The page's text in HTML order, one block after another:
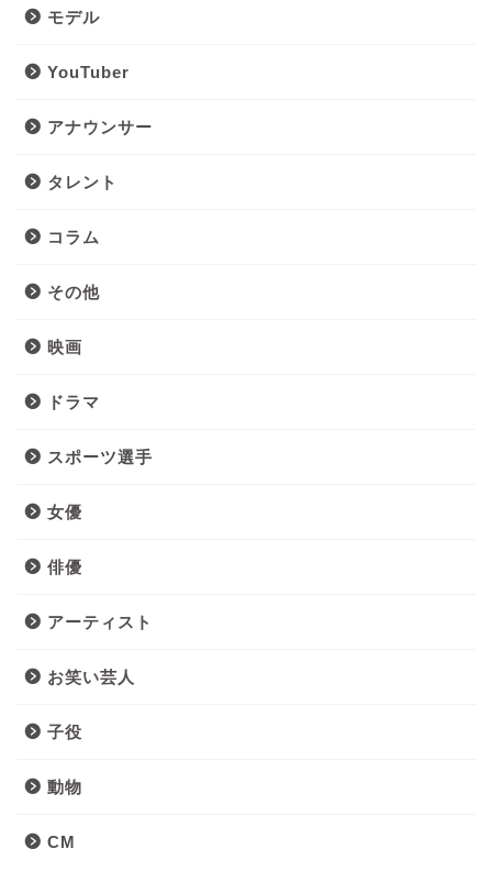
モデル
YouTuber
アナウンサー
タレント
コラム
その他
映画
ドラマ
スポーツ選手
女優
俳優
アーティスト
お笑い芸人
子役
動物
CM